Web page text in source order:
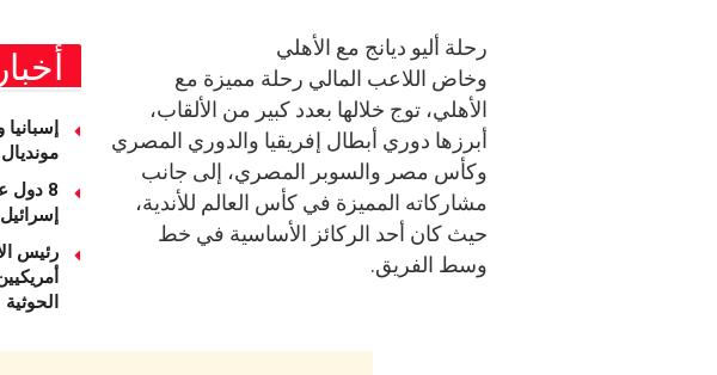
مونديال 2030.. وشبكة فرنسية تحسم الجدل
8 دول
رئيس
الحوثية
رحلة أليو ديانج مع الأهلي
وخاض اللاعب المالي رحلة مميزة مع
الأهلي، توج خلالها بعدد كبير من الألقاب،
أبرزها دوري أبطال إفريقيا والدوري المصري
وكأس مصر والسوبر المصري، إلى جانب
مشاركاته المميزة في كأس العالم للأندية،
حيث كان أحد الركائز الأساسية في خط
وسط الفريق.